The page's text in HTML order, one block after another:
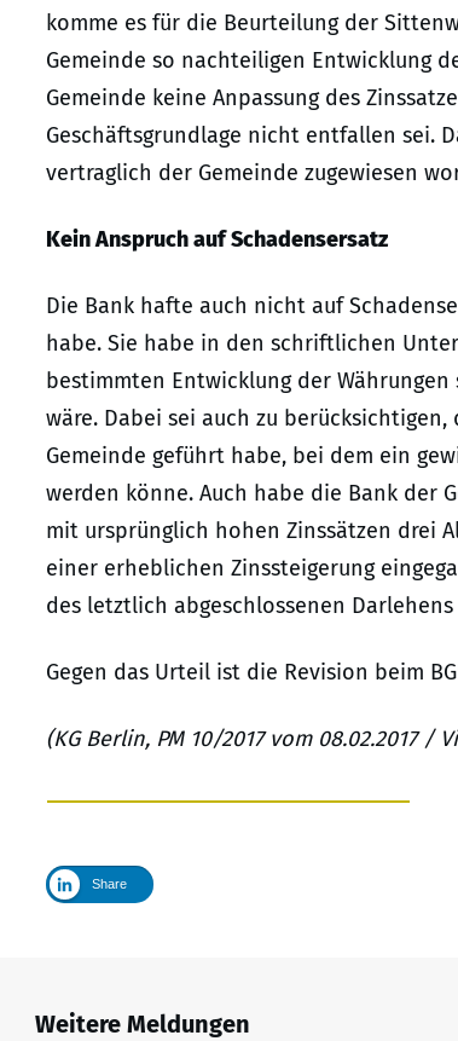
komme es für die Beurteilung der
Gemeinde so nachteiligen Entwicklung
Gemeinde keine Anpassung des
Geschäftsgrundlage nicht entfallen sei.
vertraglich der Gemeinde zugewiesen
Kein Anspruch auf Schadensersatz
Die Bank hafte auch nicht auf
habe. Sie habe in den schriftlichen
bestimmten Entwicklung der
wäre. Dabei sei auch zu
Gemeinde geführt habe, bei dem ein
werden könne. Auch habe die Bank der
mit ursprünglich hohen Zinssätzen drei
einer erheblichen Zinssteigerung
des letztlich abgeschlossenen
Gegen das Urteil ist die Revision beim
(KG Berlin, PM 10/2017 vom 08.02.2017 /
Share
Weitere Meldungen